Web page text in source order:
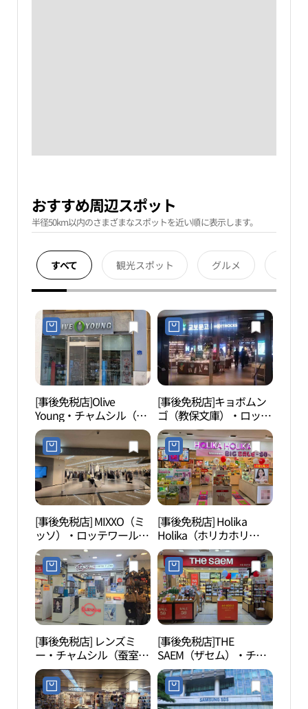
おすすめ周辺スポット
半径50km以内のさまざまなスポットを近い順に表示します。
すべて 観光スポット グルメ
[事後免税店]Olive
Young・チャムシル（蚕
室）店(올리브영 잠실점)
[事後免税店]キョボムン
ゴ（教保文庫）・ロッテ
百貨店チャムシル（蚕
室）店キャッスルプラザ
(교보문고 롯데백화점 잠
실점 캐슬플라자)
[事後免税店] MIXXO（ミ
ッソ）・ロッテワールド
モール(미쏘 롯데백화점
잠실점 캐슬플라자)
[事後免税店] Holika
Holika（ホリカホリ
カ）・チャムシル（蚕
室）地下店(홀리카홀리
카 잠실지하점)
[事後免税店] レンズミ
ー・チャムシル（蚕室）
地下商店街店(렌즈미 잠
실지하상가점)
[事後免税店]THE
SAEM（ザセム）・チャ
ムシル（蚕室）駅店(더
샘 잠실역점)